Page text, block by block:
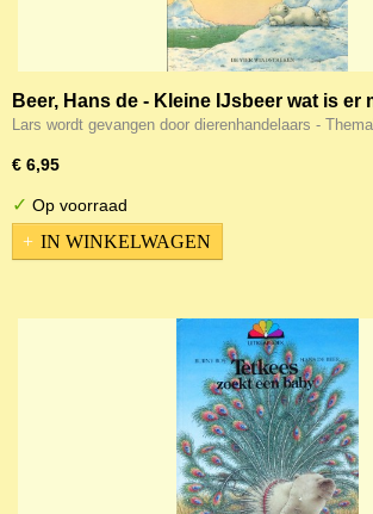
Beer, Hans de - Kleine IJsbeer wat is er
Lars wordt gevangen door dierenhandelaars -
€ 6,95
✓ Op voorraad
IN WINKELWAGEN